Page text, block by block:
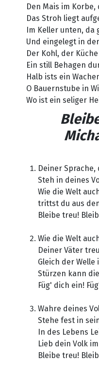
Den Mais im
Das Stroh liegt
Im Keller unten, da
Und eingelegt in
Der Kohl, der
Ein still Behagen
Halb ists ein
O Bauernstube in
Wo ist ein seliger
Deiner
Steh in deines
Wie die Welt
trittst du aus
Bleibe treu!
Wie die Welt
Deiner Väter
Gleich der
Stürzen kann
Füg' dich ein!
Wahre deines
Stehe fest in
In des Lebens
Lieb dein Volk
Bleibe treu!